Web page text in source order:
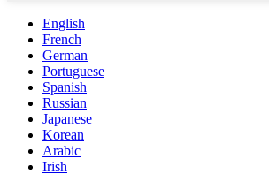
English
French
German
Portuguese
Spanish
Russian
Japanese
Korean
Arabic
Irish